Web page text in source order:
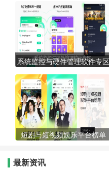
系统监控与硬件管理软件专区
短剧与短视频娱乐平台榜单
最新资讯